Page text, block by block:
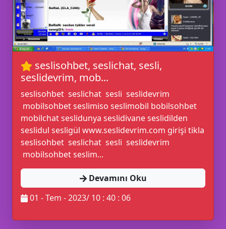
💡
seslisohbet, seslichat, sesli,
seslidevrim, mob...
seslisohbet seslichat sesli seslidevrim
mobilsohbet seslimiso seslimobil bobilsohbet
mobilchat seslidunya seslidivane seslidilden
seslidul sesligül www.seslidevrim.com girişi tikla
seslisohbet seslichat sesli seslidevrim
mobilsohbet seslim...
Devamını Oku
01 - Tem - 2023/ 10 : 40 : 06